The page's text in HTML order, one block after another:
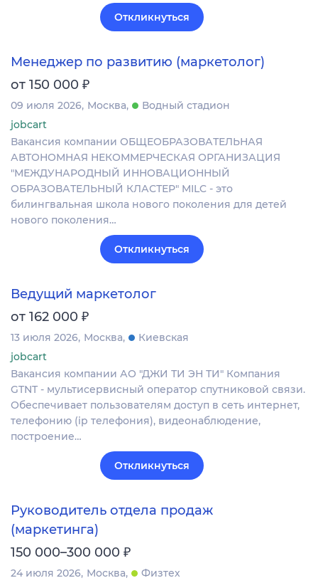
Откликнуться
Менеджер по развитию (маркетолог)
от 150 000 ₽
09 июля 2026 Москва
Водный стадион
jobcart
Вакансия компании ОБЩЕОБРАЗОВАТЕЛЬНАЯ
АВТОНОМНАЯ НЕКОММЕРЧЕСКАЯ ОРГАНИЗАЦИЯ
"МЕЖДУНАРОДНЫЙ ИННОВАЦИОННЫЙ
ОБРАЗОВАТЕЛЬНЫЙ КЛАСТЕР" MILC - это
билингвальная школа нового поколения для детей
нового поколения…
Откликнуться
Ведущий маркетолог
от 162 000 ₽
13 июля 2026 Москва
Киевская
jobcart
Вакансия компании АО "ДЖИ ТИ ЭН ТИ" Компания
GTNT - мультисервисный оператор спутниковой связи.
Обеспечивает пользователям доступ в сеть интернет,
телефонию (ip телефония), видеонаблюдение,
построение…
Откликнуться
Руководитель отдела продаж
(маркетинга)
150 000–300 000 ₽
24 июля 2026 Москва
Физтех